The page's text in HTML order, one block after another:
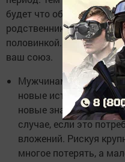
будет что обсудить. Если
родственников,
половинкой. Она очень
ваш союз.
Мужчинам. На этой
новые источники
новые знакомые.
случае, если это
вложений. Рискуя
многое потерять, а